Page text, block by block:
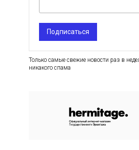
Подписаться
Только самые свежие новости раз в
никакого спама